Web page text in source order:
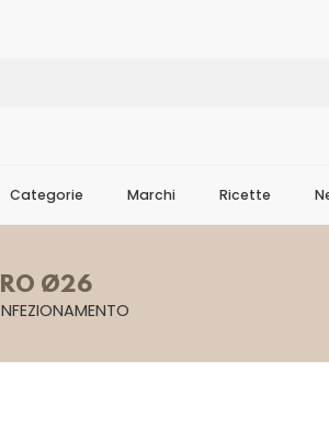
Categorie Marchi Ricette
Ø26